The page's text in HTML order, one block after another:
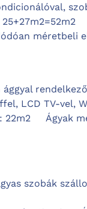
méretbeli
LCD TV-vel,
22m2 Ágyak
szobák